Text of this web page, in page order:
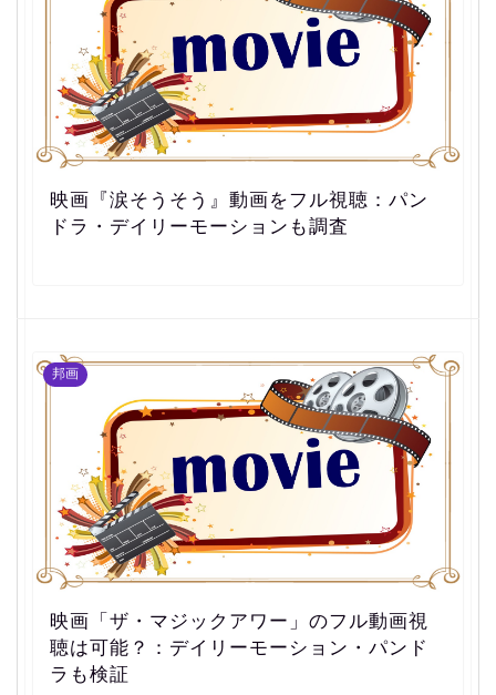
映画『涙そうそう』動画をフル視聴：パン
ドラ・デイリーモーションも調査
邦画
映画「ザ・マジックアワー」のフル動画視
聴は可能？：デイリーモーション・パンド
ラも検証